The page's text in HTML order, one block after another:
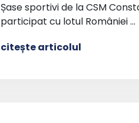
Șase sportivi de la CSM
participat cu lotul României …
citește articolul